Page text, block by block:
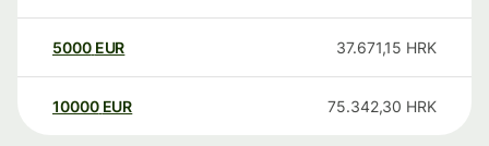
5000 EUR 37.671,15 HRK
10000 EUR 75.342,30 HRK